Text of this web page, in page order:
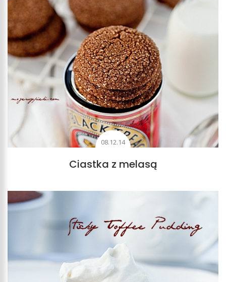
08.12.14
Ciastka z melasą